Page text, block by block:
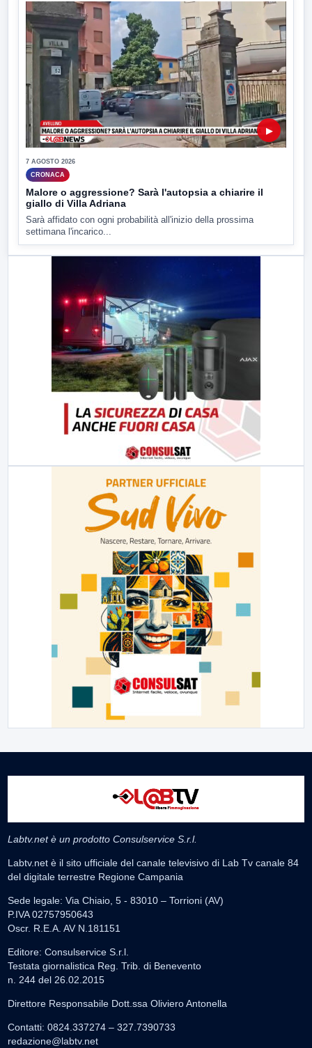
▶
7 AGOSTO 2026
CRONACA
Malore o aggressione? Sarà l'autopsia a chiarire il
giallo di Villa Adriana
Sarà affidato con ogni probabilità all'inizio della prossima
settimana l'incarico...
Labtv.net è un prodotto Consulservice S.r.l.
Labtv.net è il sito ufficiale del canale televisivo di Lab Tv canale 84
del digitale terrestre Regione Campania
Sede legale: Via Chiaio, 5 - 83010 – Torrioni (AV)
P.IVA 02757950643
Oscr. R.E.A. AV N.181151
Editore: Consulservice S.r.l.
Testata giornalistica Reg. Trib. di Benevento
n. 244 del 26.02.2015
Direttore Responsabile Dott.ssa Oliviero Antonella
Contatti: 0824.337274 – 327.7390733
redazione@labtv.net